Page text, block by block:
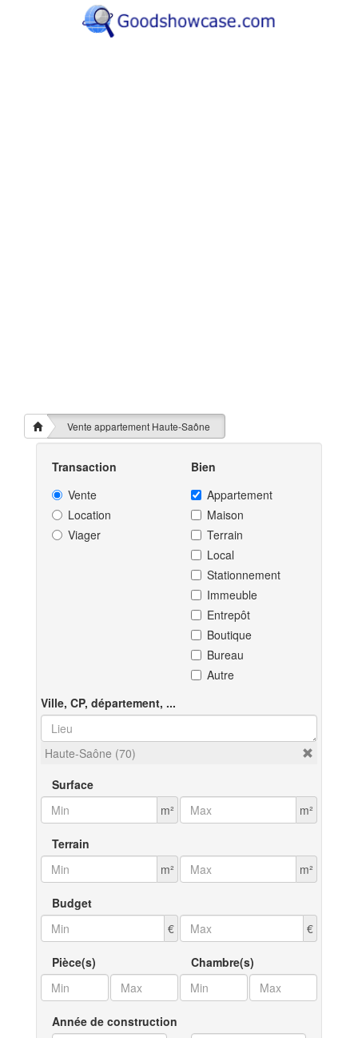
Vente appartement Haute-Saône
Transaction
Vente
Location
Viager
Bien
Appartement
Maison
Terrain
Local
Stationnement
Immeuble
Entrepôt
Boutique
Bureau
Autre
Ville, CP, département, ...
Haute-Saône (70)
Surface
m²
m²
Terrain
m²
m²
Budget
€
€
Pièce(s) Chambre(s)
Année de construction